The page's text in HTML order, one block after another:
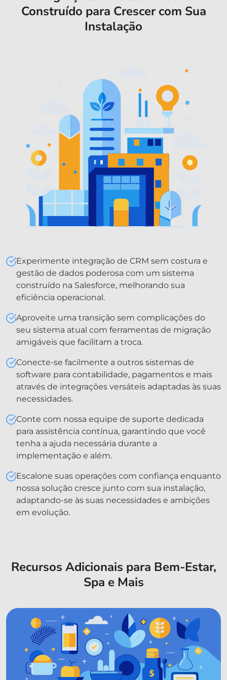
Construído para Crescer com Sua
Instalação
Experimente integração de CRM sem costura e
gestão de dados poderosa com um sistema
construído na Salesforce, melhorando sua
eficiência operacional.
Aproveite uma transição sem complicações do
seu sistema atual com ferramentas de migração
amigáveis que facilitam a troca.
Conecte-se facilmente a outros sistemas de
software para contabilidade, pagamentos e mais
através de integrações versáteis adaptadas às suas
necessidades.
Conte com nossa equipe de suporte dedicada
para assistência contínua, garantindo que você
tenha a ajuda necessária durante a
implementação e além.
Escalone suas operações com confiança enquanto
nossa solução cresce junto com sua instalação,
adaptando-se às suas necessidades e ambições
em evolução.
Recursos Adicionais para Bem-Estar,
Spa e Mais